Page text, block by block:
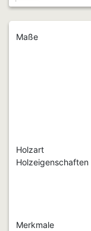
Maße
Holzart
Holzeigenschaften
Merkmale